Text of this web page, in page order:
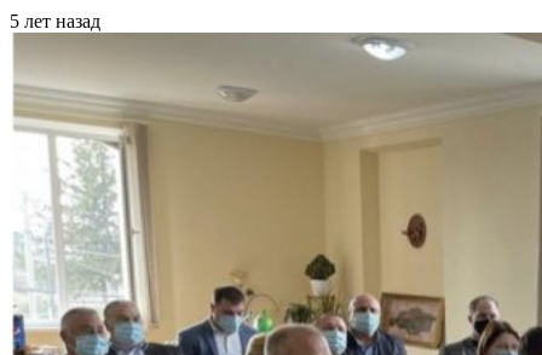
5 лет назад